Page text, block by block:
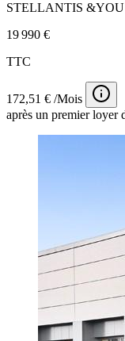
STELLANTIS
19 990 €
TTC
172,51 € /Mois
après un premier loyer